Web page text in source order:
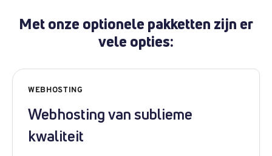
Met onze optionele pakketten zijn er
vele opties:
WEBHOSTING
Webhosting van sublieme
kwaliteit